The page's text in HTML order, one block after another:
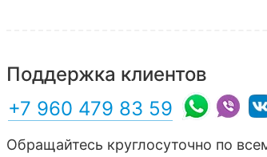
Поддержка клиентов
+7 960 479 83 59
Обращайтесь круглосуточно по